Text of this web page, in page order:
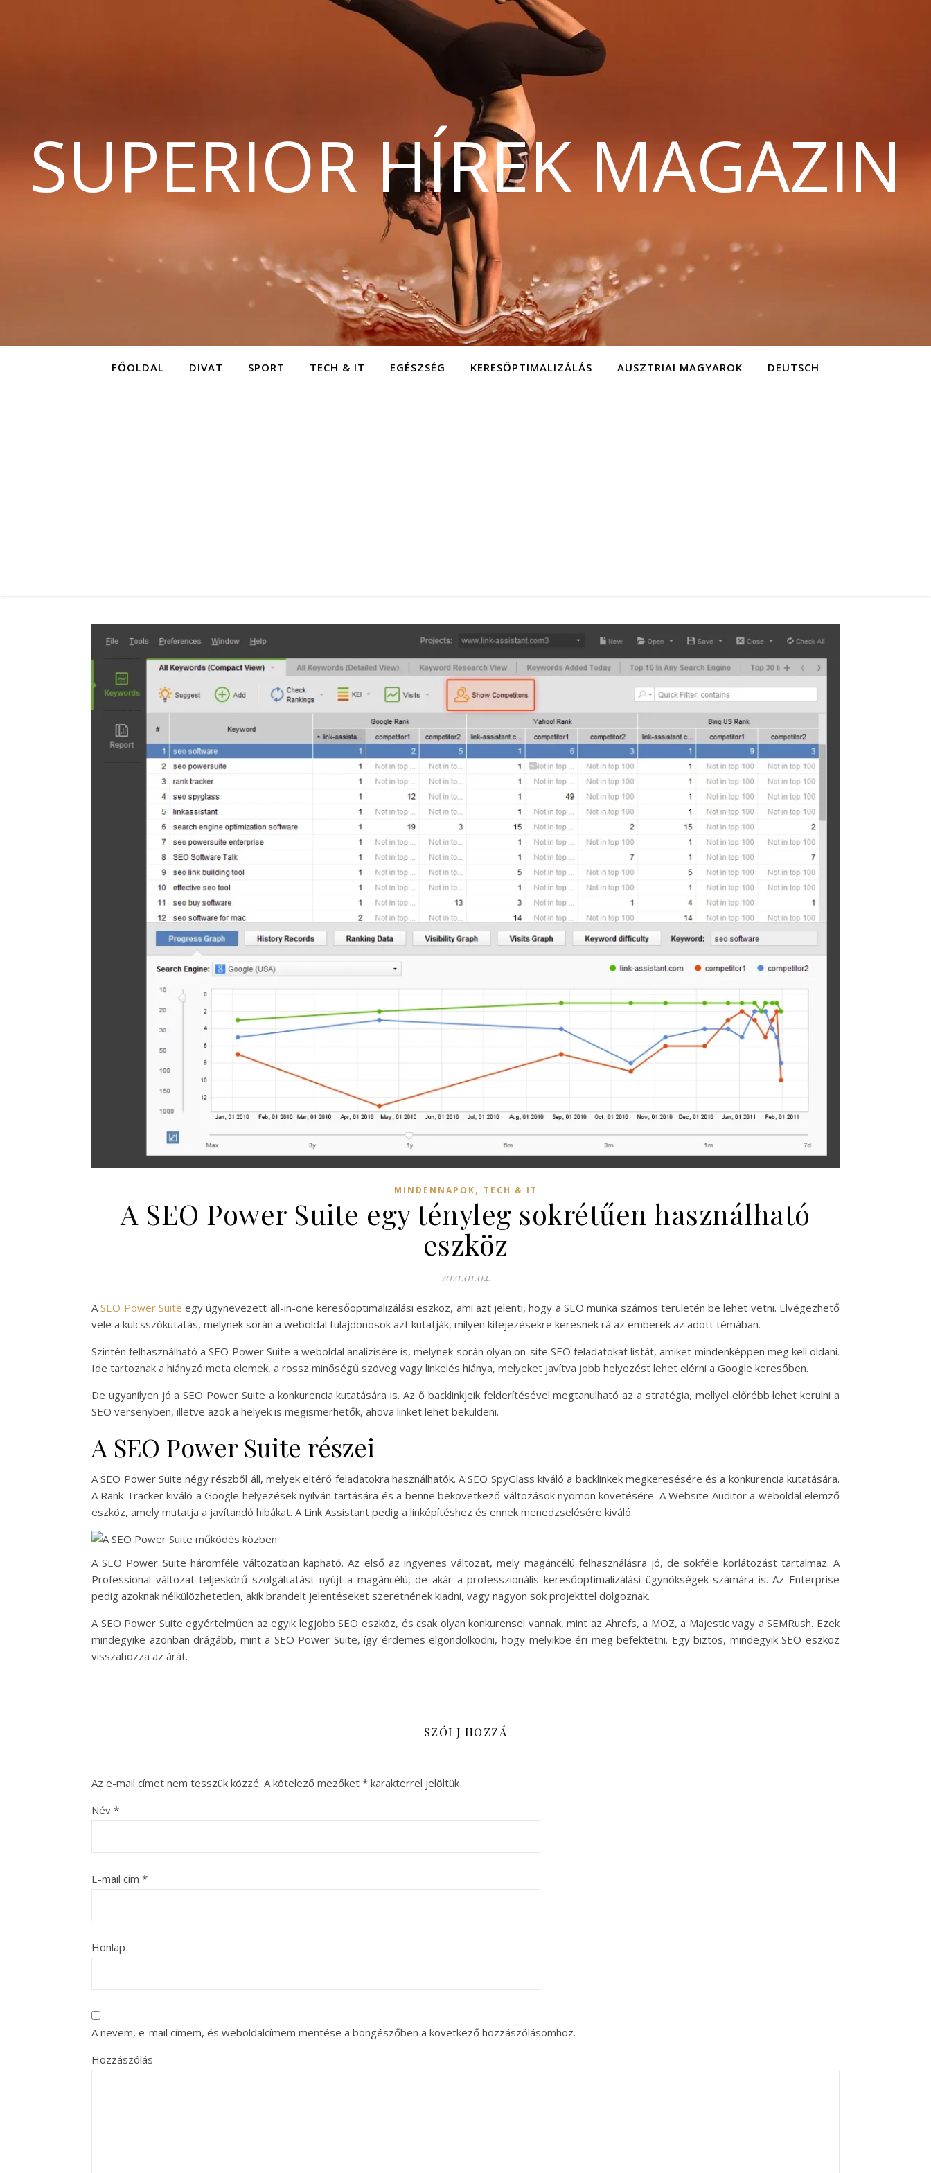
SUPERIOR HÍREK MAGAZIN
FŐOLDAL DIVAT SPORT TECH & IT EGÉSZSÉG KERESŐPTIMALIZÁLÁS AUSZTRIAI MAGYAROK DEUTSCH
MINDENNAPOK, TECH & IT
A SEO Power Suite egy tényleg sokrétűen használható
eszköz
2021.01.04.
ASEO Power Suite egy úgynevezett all-in-one keresőoptimalizálási eszköz, ami azt jelenti, hogy a SEO munka számos területén be lehet vetni. Elvégezhető
vele a kulcsszókutatás, melynek során a weboldal tulajdonosok azt kutatják, milyen kifejezésekre keresnek rá az emberek az adott témában.
Szintén felhasználható a SEO Power Suite a weboldal analízisére is, melynek során olyan on-site SEO feladatokat listát, amiket mindenképpen meg kell oldani.
Ide tartoznak a hiányzó meta elemek, a rossz minőségű szöveg vagy linkelés hiánya, melyeket javítva jobb helyezést lehet elérni a Google keresőben.
De ugyanilyen jó a SEO Power Suite a konkurencia kutatására is. Az ő backlinkjeik felderítésével megtanulható az a stratégia, mellyel előrébb lehet kerülni a
SEO versenyben, illetve azok a helyek is megismerhetők, ahova linket lehet beküldeni.
A SEO Power Suite részei
A SEO Power Suite négy részből áll, melyek eltérő feladatokra használhatók. A SEO SpyGlass kiváló a backlinkek megkeresésére és a konkurencia kutatására.
A Rank Tracker kiváló a Google helyezések nyilván tartására és a benne bekövetkező változások nyomon követésére. A Website Auditor a weboldal elemző
eszköz, amely mutatja a javítandó hibákat. A Link Assistant pedig a linképítéshez és ennek menedzselésére kiváló.
A SEO Power Suite háromféle változatban kapható. Az első az ingyenes változat, mely magáncélú felhasználásra jó, de sokféle korlátozást tartalmaz. A
Professional változat teljeskörű szolgáltatást nyújt a magáncélú, de akár a professzionális keresőoptimalizálási ügynökségek számára is. Az Enterprise
pedig azoknak nélkülözhetetlen, akik brandelt jelentéseket szeretnének kiadni, vagy nagyon sok projekttel dolgoznak.
A SEO Power Suite egyértelműen az egyik legjobb SEO eszköz, és csak olyan konkurensei vannak, mint az Ahrefs, a MOZ, a Majestic vagy a SEMRush. Ezek
mindegyike azonban drágább, mint a SEO Power Suite, így érdemes elgondolkodni, hogy melyikbe éri meg befektetni. Egy biztos, mindegyik SEO eszköz
visszahozza az árát.
SZÓLJ HOZZÁ
Az e-mail címet nem tesszük közzé. A kötelező mezőket * karakterrel jelöltük
Név *
E-mail cím *
Honlap
A nevem, e-mail címem, és weboldalcímem mentése a böngészőben a következő hozzászólásomhoz.
Hozzászólás